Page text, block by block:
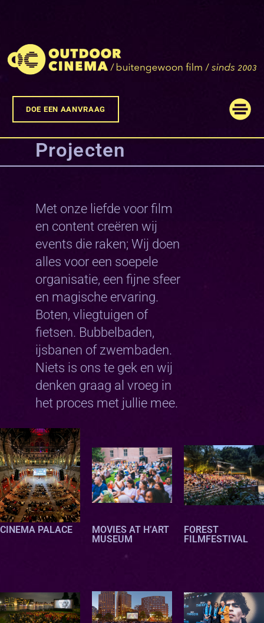
DOE EEN AANVRAAG
Projecten
Met onze liefde voor film
en content creëren wij
events die raken; Wij doen
alles voor een soepele
organisatie, een fijne sfeer
en magische ervaring.
Boten, vliegtuigen of
fietsen. Bubbelbaden,
ijsbanen of zwembaden.
Niets is ons te gek en wij
denken graag al vroeg in
het proces met jullie mee.
oc
CINEMA PALACE
MOVIES AT H’ART
MUSEUM
FOREST
FILMFESTIVAL